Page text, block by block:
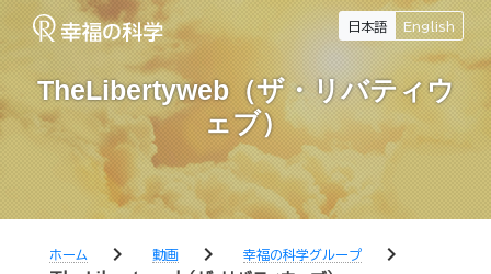
日本語 English
TheLibertyweb（ザ・リバティウ
ェブ）
ホーム chevron_right 動画 chevron_right 幸福の科学グループ chevron_right